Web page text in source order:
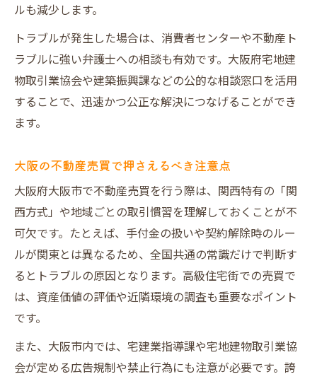
ルも減少します。
トラブルが発生した場合は、消費者センターや不動産ト
ラブルに強い弁護士への相談も有効です。大阪府宅地建
物取引業協会や建築振興課などの公的な相談窓口を活用
することで、迅速かつ公正な解決につなげることができ
ます。
大阪の不動産売買で押さえるべき注意点
大阪府大阪市で不動産売買を行う際は、関西特有の「関
西方式」や地域ごとの取引慣習を理解しておくことが不
可欠です。たとえば、手付金の扱いや契約解除時のルー
ルが関東とは異なるため、全国共通の常識だけで判断す
るとトラブルの原因となります。高級住宅街での売買で
は、資産価値の評価や近隣環境の調査も重要なポイント
です。
また、大阪市内では、宅建業指導課や宅地建物取引業協
会が定める広告規制や禁止行為にも注意が必要です。誇